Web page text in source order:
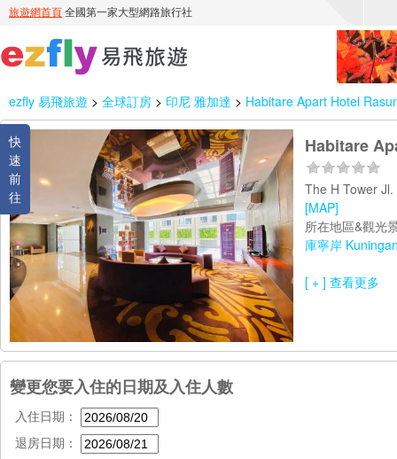
ezfly 易飛旅遊 > 全球訂房 > 印尼 雅加達 > Habitare Apart Hotel
快
速
前
往
Habitare
The H Tower
[MAP]
所在地區&觀光
庫寧岸
[ + ] 查看更多
變更您要入住的日期及入住人數
入住日期：
退房日期：